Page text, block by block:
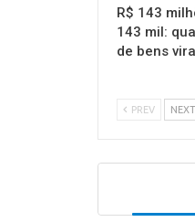
R$ 143
143 mil:
de bens
PREV NEXT